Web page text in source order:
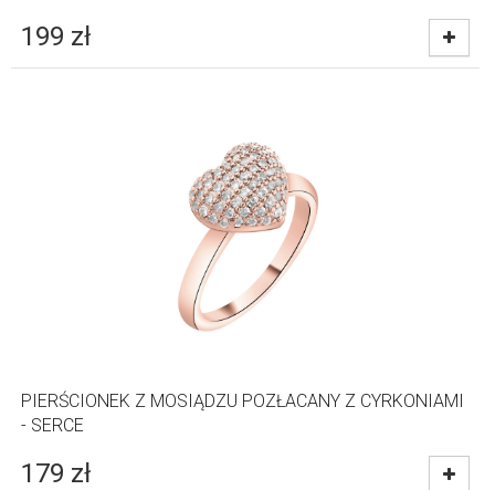
199 zł
PIERŚCIONEK Z MOSIĄDZU POZŁACANY Z CYRKONIAMI
- SERCE
179 zł